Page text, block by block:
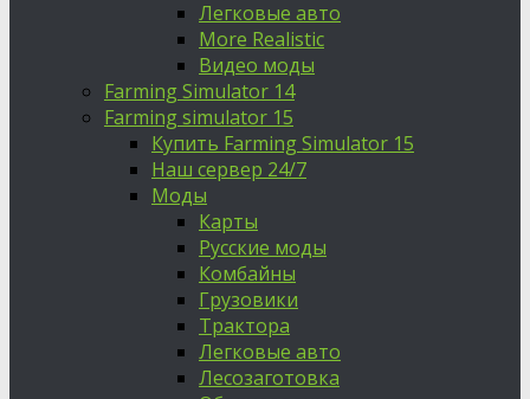
Легковые авто
More Realistic
Видео моды
Farming Simulator 14
Farming simulator 15
Купить Farming Simulator 15
Наш сервер 24/7
Моды
Карты
Русские моды
Комбайны
Грузовики
Трактора
Легковые авто
Лесозаготовка